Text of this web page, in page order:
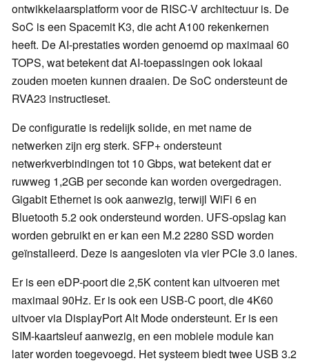
ontwikkelaarsplatform voor de RISC-V architectuur is. De
SoC is een Spacemit K3, die acht A100 rekenkernen
heeft. De AI-prestaties worden genoemd op maximaal 60
TOPS, wat betekent dat AI-toepassingen ook lokaal
zouden moeten kunnen draaien. De SoC ondersteunt de
RVA23 instructieset.
De configuratie is redelijk solide, en met name de
netwerken zijn erg sterk. SFP+ ondersteunt
netwerkverbindingen tot 10 Gbps, wat betekent dat er
ruwweg 1,2GB per seconde kan worden overgedragen.
Gigabit Ethernet is ook aanwezig, terwijl WiFi 6 en
Bluetooth 5.2 ook ondersteund worden. UFS-opslag kan
worden gebruikt en er kan een M.2 2280 SSD worden
geïnstalleerd. Deze is aangesloten via vier PCIe 3.0 lanes.
Er is een eDP-poort die 2,5K content kan uitvoeren met
maximaal 90Hz. Er is ook een USB-C poort, die 4K60
uitvoer via DisplayPort Alt Mode ondersteunt. Er is een
SIM-kaartsleuf aanwezig, en een mobiele module kan
later worden toegevoegd. Het systeem biedt twee USB 3.2